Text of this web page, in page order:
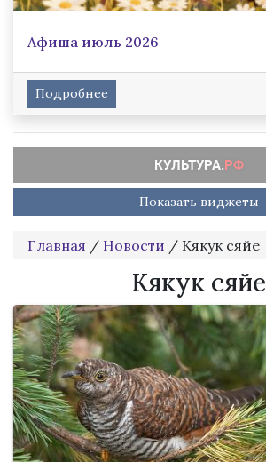
Афиша июль 2026
Подробнее
Показать виджеты
Главная / Новости / Кякук сяйе
Кякук сяйе